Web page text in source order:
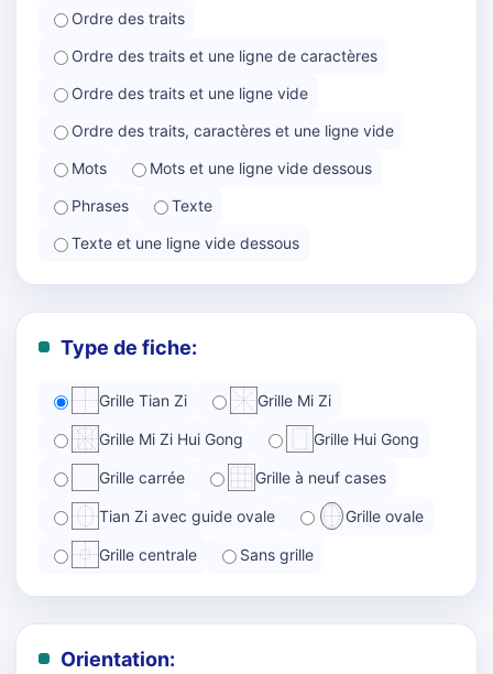
Ordre des traits
Ordre des traits et une ligne de caractères
Ordre des traits et une ligne vide
Ordre des traits, caractères et une ligne vide
Mots
Mots et une ligne vide dessous
Phrases
Texte
Texte et une ligne vide dessous
Type de fiche:
Grille Tian Zi Grille Mi Zi
Grille Mi Zi Hui Gong Grille Hui Gong
Grille carrée Grille à neuf cases
Tian Zi avec guide ovale Grille ovale
Grille centrale Sans grille
Orientation: